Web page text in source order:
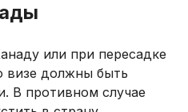
или при пересадке
должны быть
В противном случае